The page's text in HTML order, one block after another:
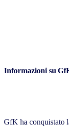
Informazioni su
GfK ha conquistato